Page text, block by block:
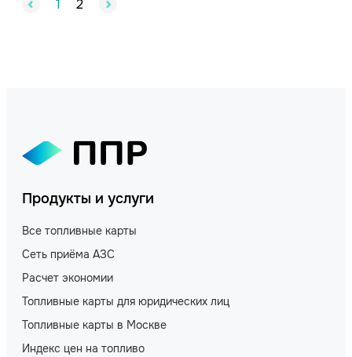
1 2
Продукты и услуги
Все топливные карты
Сеть приёма АЗС
Расчет экономии
Топливные карты для юридических лиц
Топливные карты в Москве
Индекс цен на топливо